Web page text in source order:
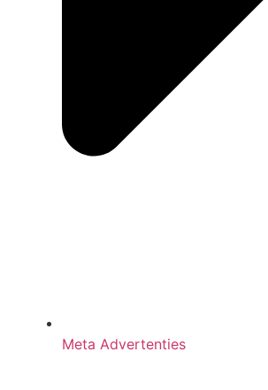
Meta Advertenties